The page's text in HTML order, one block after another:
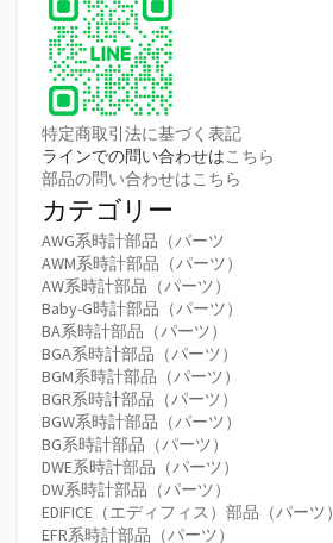
特定商取引法に基づく表記
ラインでの問い合わせはこちら
部品の問い合わせはこちら
カテゴリー
AWG系時計部品（パーツ
AWM系時計部品（パーツ）
AW系時計部品（パーツ）
Baby-G時計部品（パーツ）
BA系時計部品（パーツ）
BGA系時計部品（パーツ）
BGM系時計部品（パーツ）
BGR系時計部品（パーツ）
BGW系時計部品（パーツ）
BG系時計部品（パーツ）
DWE系時計部品（パーツ）
DW系時計部品（パーツ）
EDIFICE（エディフィス）部品（パーツ）
EFR系時計部品（パーツ）